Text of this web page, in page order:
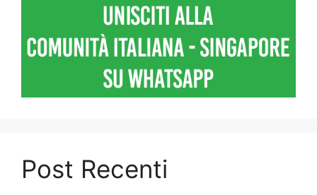
Post Recenti